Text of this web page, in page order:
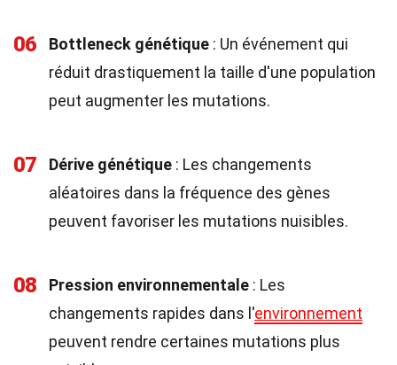
06 Bottleneck génétique : Un événement qui
réduit drastiquement la taille d'une population
peut augmenter les mutations.
07 Dérive génétique : Les changements
aléatoires dans la fréquence des gènes
peuvent favoriser les mutations nuisibles.
08 Pression environnementale : Les
changements rapides dans l'environnement
peuvent rendre certaines mutations plus